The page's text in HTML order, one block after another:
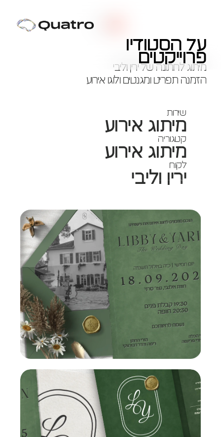
פרוייקטים
על הסטודיו
שירות
מיתוג אירוע
קטגוריה
מיתוג אירוע
לקוח
ירין וליבי
הזמנה ירין וליבי
מיתוג לחתונה של ירין וליבי
הזמנה תפריט ומגנטים ולוגו אירוע